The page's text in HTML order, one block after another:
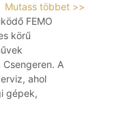
Mutass többet >>
FEMO
körű
A
ahol
gépek,